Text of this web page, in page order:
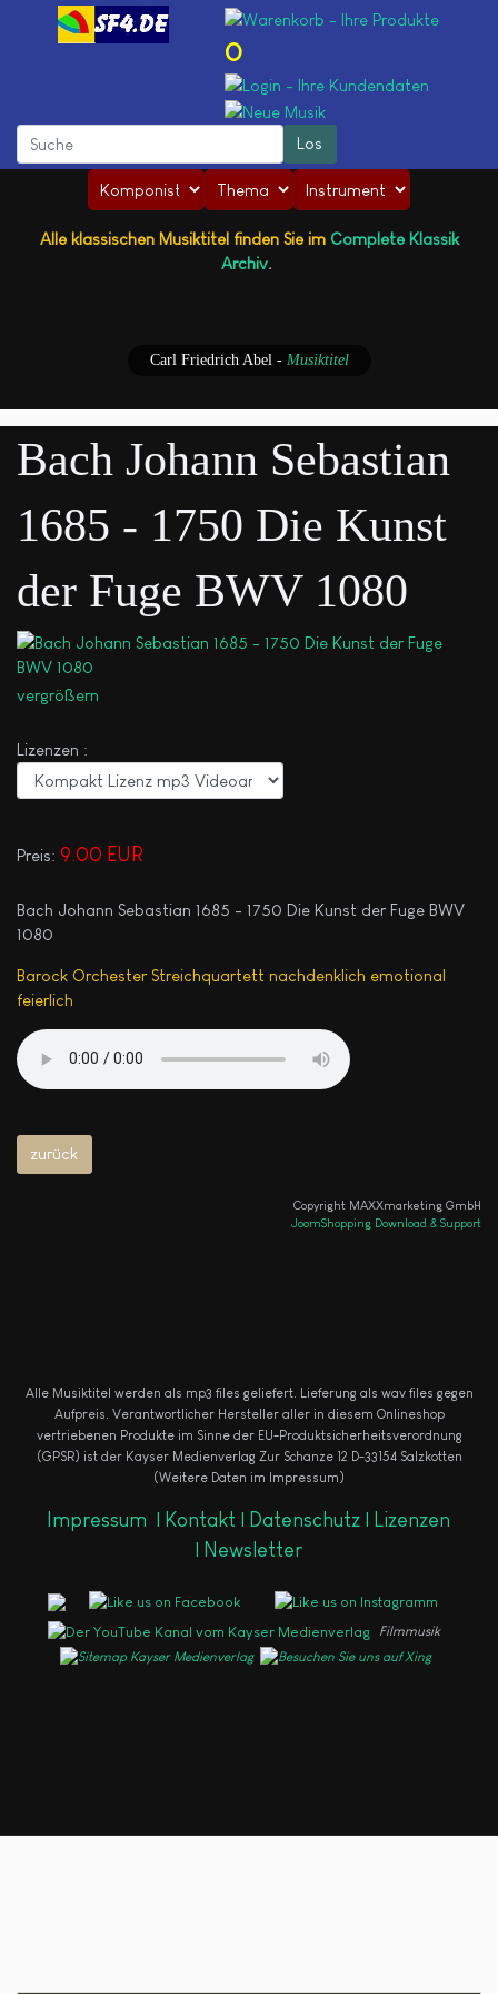
0
Alle klassischen Musiktitel finden Sie im Complete Klassik
Archiv.
Carl Friedrich Abel - Musiktitel
Bach Johann Sebastian
1685 - 1750 Die Kunst
der Fuge BWV 1080
vergrößern
Lizenzen :
Preis: 9.00 EUR
Bach Johann Sebastian 1685 - 1750 Die Kunst der Fuge BWV
1080
Barock Orchester Streichquartett nachdenklich emotional
feierlich
Copyright MAXXmarketing GmbH
JoomShopping Download & Support
Alle Musiktitel werden als mp3 files geliefert. Lieferung als wav files gegen
Aufpreis. Verantwortlicher Hersteller aller in diesem Onlineshop
vertriebenen Produkte im Sinne der EU-Produktsicherheitsverordnung
(GPSR) ist der Kayser Medienverlag Zur Schanze 12 D-33154 Salzkotten
(Weitere Daten im Impressum)
Impressum | Kontakt | Datenschutz | Lizenzen
| Newsletter
Filmmusik